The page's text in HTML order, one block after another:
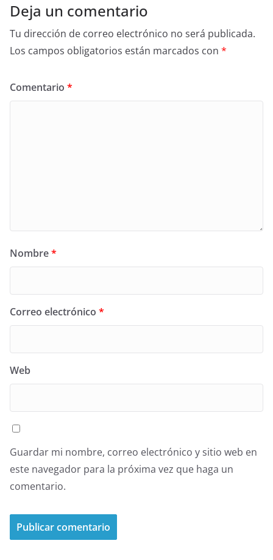
Deja un comentario
Tu dirección de correo electrónico no será publicada.
Los campos obligatorios están marcados con *
Comentario *
Nombre*
Correo electrónico *
Web
Guardar mi nombre, correo electrónico y sitio web en
este navegador para la próxima vez que haga un
comentario.